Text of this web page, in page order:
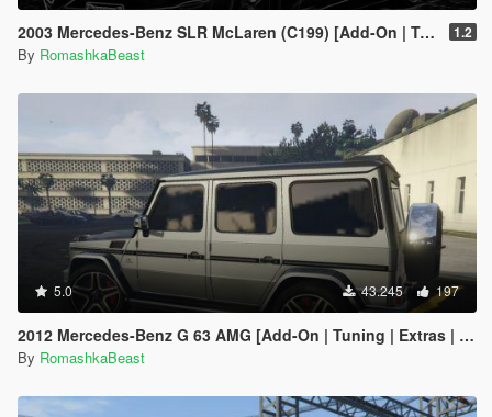
2003 Mercedes-Benz SLR McLaren (C199) [Add-On | Tuning | Extras | VehFuncs V] 1.2
By RomashkaBeast
5.0 43.245 197
2012 Mercedes-Benz G 63 AMG [Add-On | Tuning | Extras | VehFuncs V]
By RomashkaBeast